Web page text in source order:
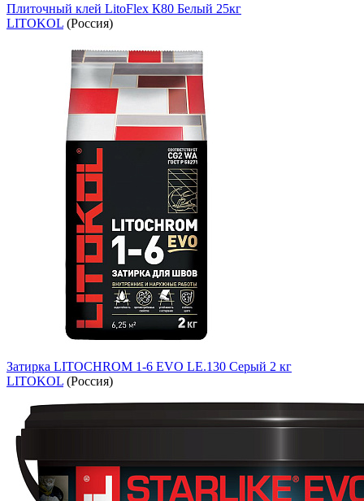
Плиточный клей LitoFlex К80 Белый 25кг
LITOKOL (Россия)
Затирка LITOCHROM 1-6 EVO LE.130 Серый 2 кг
LITOKOL (Россия)